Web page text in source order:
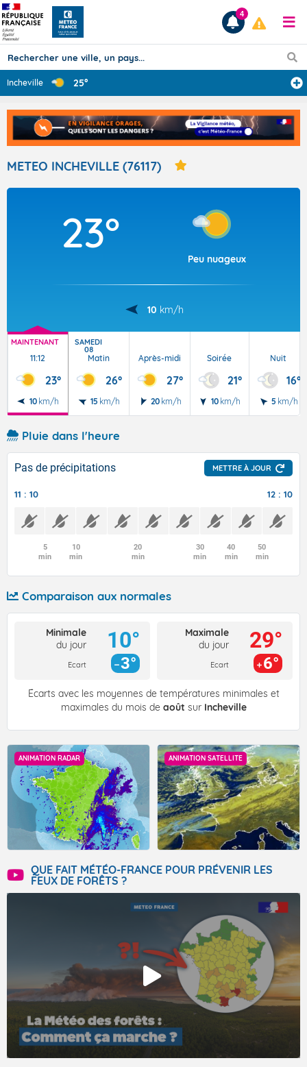
Prévisions
TOUS LES RÉSULTATS
Articles
4
Incheville 25°
METEO INCHEVILLE (76117)
23°
Peu nuageux
10 km/h
MAINTENANT
11:12
23°
10 km/h
SAMEDI
08
Matin
26°
15 km/h
Après-midi
27°
20 km/h
Soirée
21°
10 km/h
Nuit
16°
5 km/h
Pluie dans l'heure
Pas de précipitations METTRE À JOUR
11 : 10 12 : 10
5
min
10
min
20
min
30
min
40
min
50
min
Comparaison aux normales
Minimale
du jour
Ecart
10°
3°
Maximale
du jour
Ecart
29°
6°
Écarts avec les moyennes de températures minimales et
maximales du mois de août sur Incheville
ANIMATION RADAR ANIMATION SATELLITE
QUE FAIT MÉTÉO-FRANCE POUR PRÉVENIR LES
FEUX DE FORÊTS ?